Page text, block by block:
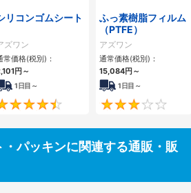
4.4
リコンゴムシート
ズワン
常価格(税別)：
円～
1日目～
4.5
ふっ素樹脂フィルム
（PTFE）
アズワン
通常価格(税別)：
15,084円～
1日目～
パッキンに関連する通販・販